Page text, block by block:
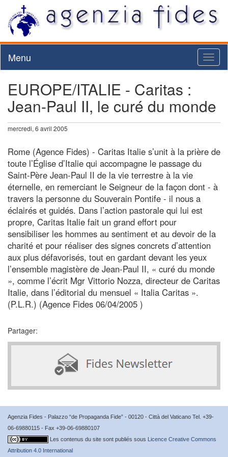
Menu
EUROPE/ITALIE - Caritas :
Jean-Paul II, le curé du monde
mercredi, 6 avril 2005
Rome (Agence Fides) - Caritas Italie s’unit à la prière de
toute l’Église d’Italie qui accompagne le passage du
Saint-Père Jean-Paul II de la vie terrestre à la vie
éternelle, en remerciant le Seigneur de la façon dont - à
travers la personne du Souverain Pontife - il nous a
éclairés et guidés. Dans l’action pastorale qui lui est
propre, Caritas Italie fait un grand effort pour
sensibiliser les hommes au sentiment et au devoir de la
charité et pour réaliser des signes concrets d’attention
aux plus défavorisés, tout en gardant devant les yeux
l’ensemble magistère de Jean-Paul II, « curé du monde
», comme l’écrit Mgr Vittorio Nozza, directeur de Caritas
Italie, dans l’éditorial du mensuel « Italia Caritas ».
(P.L.R.) (Agence Fides 06/04/2005 )
Partager:
Agenzia Fides - Palazzo “de Propaganda Fide” - 00120 - Città del Vaticano Tel. +39-
06-69880115 - Fax +39-06-69880107
Les contenus du site sont publiés sous Licence Creative Commons
Attribution 4.0 International